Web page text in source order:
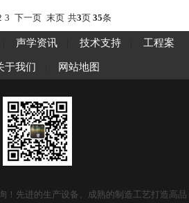
3 下一页 末页 共3页 35条
声学资讯 技术支持 工程案
于我们 网站地图
！先进的生产设备、成熟的制造工艺打造高品